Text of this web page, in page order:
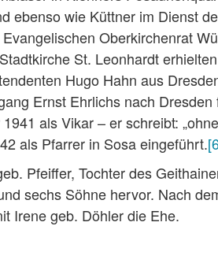
ebenso wie Küttner im Dienst
Oberkirchenrat
St. Leonhardt
Hugo Hahn aus
Ernst Ehrlichs nach
als Vikar – er schreibt:
als Pfarrer in Sosa eingeführt.
Pfeiffer, Tochter des
sechs Söhne hervor. Nach
Irene geb. Döhler die Ehe.